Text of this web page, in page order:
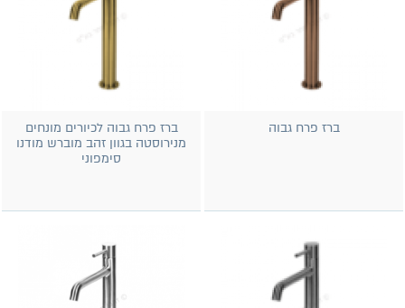
ברז פרח גבוה
ברז פרח גבוה לכיורים מונחים
מנירוסטה בגוון זהב מוברש מודנו
סימפוני